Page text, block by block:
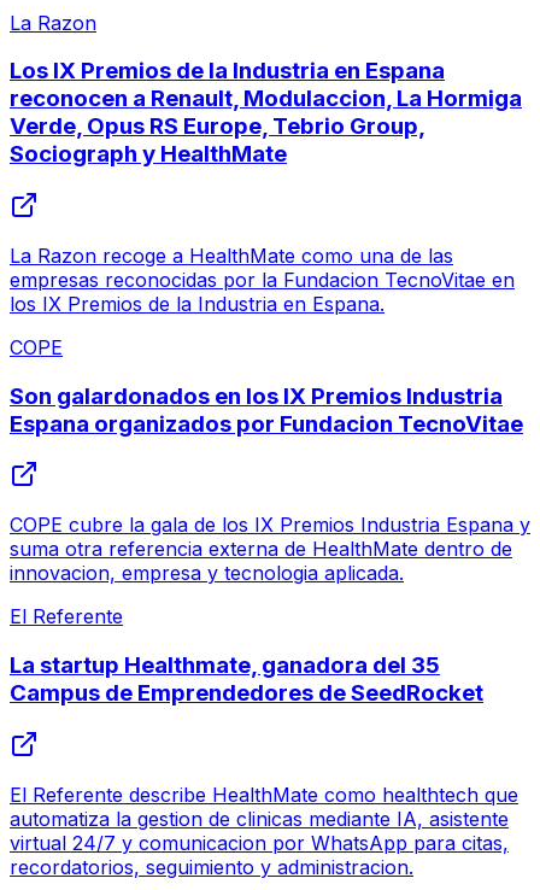
La Razon
Los IX Premios de la Industria en Espana
reconocen a Renault, Modulaccion, La Hormiga
Verde, Opus RS Europe, Tebrio Group,
Sociograph y HealthMate
La Razon recoge a HealthMate como una de las
empresas reconocidas por la Fundacion TecnoVitae en
los IX Premios de la Industria en Espana.
COPE
Son galardonados en los IX Premios Industria
Espana organizados por Fundacion TecnoVitae
COPE cubre la gala de los IX Premios Industria Espana y
suma otra referencia externa de HealthMate dentro de
innovacion, empresa y tecnologia aplicada.
El Referente
La startup Healthmate, ganadora del 35
Campus de Emprendedores de SeedRocket
El Referente describe HealthMate como healthtech que
automatiza la gestion de clinicas mediante IA, asistente
virtual 24/7 y comunicacion por WhatsApp para citas,
recordatorios, seguimiento y administracion.